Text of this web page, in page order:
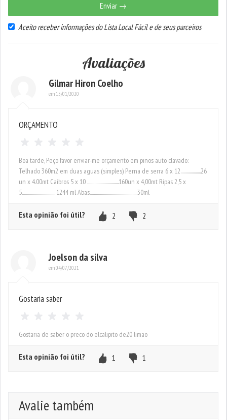
Enviar →
Aceito receber informações do Lista Local Fácil e de seus parceiros
Avaliações
Gilmar Hiron Coelho
em 15/01/2020
ORÇAMENTO
Boa tarde, Peço favor enviar-me orçamento em pinos auto clavado:
Telhado 360m2 em duas aguas (simples) Perna de serra 6 x 12....................26
un x 4.00mt Caibros 5 x 10 ...............................160un x 4,00mt Ripas 2,5 x
5................................. 1244 ml Abas.............................................. 30ml
Esta opinião foi útil? 2 2
Joelson da silva
em 04/07/2021
Gostaria saber
Gostaria de saber o preco do elcalipito de20 limao
Esta opinião foi útil? 1 1
Avalie também